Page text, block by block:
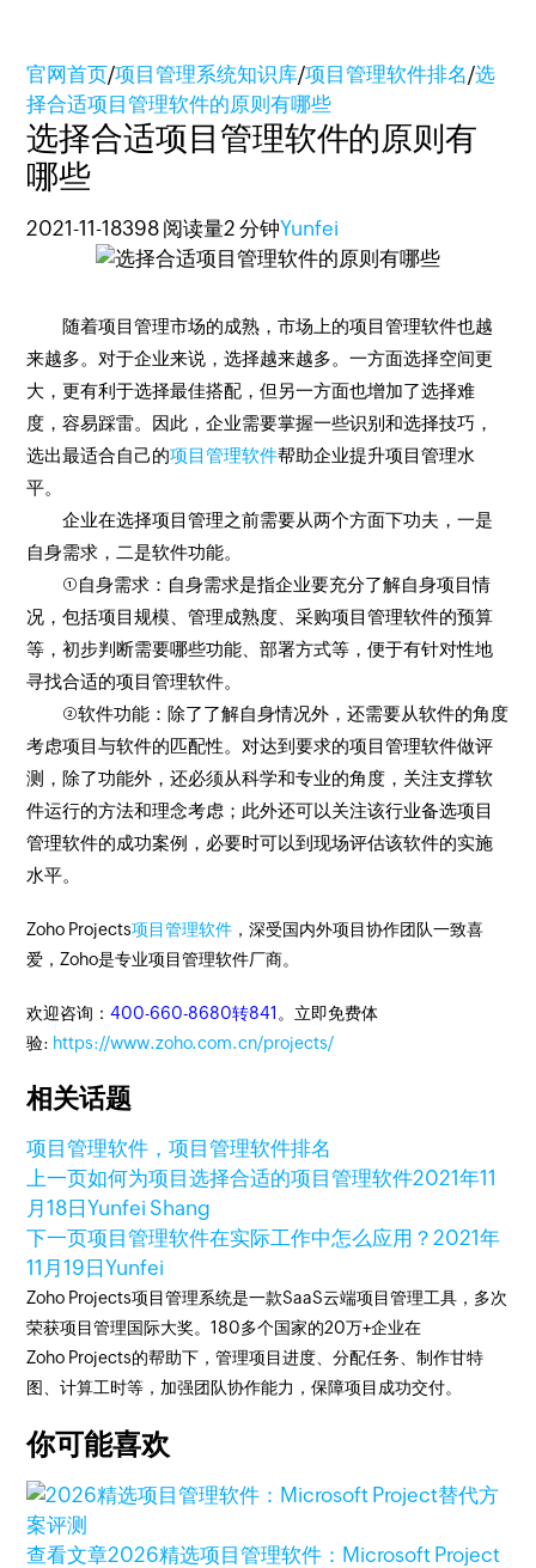
官网首页/项目管理系统知识库/项目管理软件排名/选
择合适项目管理软件的原则有哪些
选择合适项目管理软件的原则有
哪些
2021-11-18398 阅读量2 分钟Yunfei
随着项目管理市场的成熟，市场上的项目管理软件也越
来越多。对于企业来说，选择越来越多。一方面选择空间更
大，更有利于选择最佳搭配，但另一方面也增加了选择难
度，容易踩雷。因此，企业需要掌握一些识别和选择技巧，
选出最适合自己的项目管理软件帮助企业提升项目管理水
平。
企业在选择项目管理之前需要从两个方面下功夫，一是
自身需求，二是软件功能。
①自身需求：自身需求是指企业要充分了解自身项目情
况，包括项目规模、管理成熟度、采购项目管理软件的预算
等，初步判断需要哪些功能、部署方式等，便于有针对性地
寻找合适的项目管理软件。
②软件功能：除了了解自身情况外，还需要从软件的角度
考虑项目与软件的匹配性。对达到要求的项目管理软件做评
测，除了功能外，还必须从科学和专业的角度，关注支撑软
件运行的方法和理念考虑；此外还可以关注该行业备选项目
管理软件的成功案例，必要时可以到现场评估该软件的实施
水平。
Zoho Projects项目管理软件 ，深受国内外项目协作团队一致喜
爱，Zoho是专业项目管理软件厂商。
欢迎咨询：400-660-8680转841 。立即免费体
验: https://www.zoho.com.cn/projects/
相关话题
项目管理软件，项目管理软件排名
上一页如何为项目选择合适的项目管理软件2021年11
月18日Yunfei Shang
下一页项目管理软件在实际工作中怎么应用？2021年
11月19日Yunfei
Zoho Projects项目管理系统是一款SaaS云端项目管理工具，多次
荣获项目管理国际大奖。180多个国家的20万+企业在
Zoho Projects的帮助下，管理项目进度、分配任务、制作甘特
图、计算工时等，加强团队协作能力，保障项目成功交付。
你可能喜欢
查看文章2026精选项目管理软件：Microsoft Project